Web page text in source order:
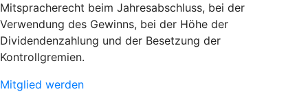
Mitspracherecht beim Jahresabschluss, bei der
Verwendung des Gewinns, bei der Höhe der
Dividendenzahlung und der Besetzung der
Kontrollgremien.
Mitglied werden